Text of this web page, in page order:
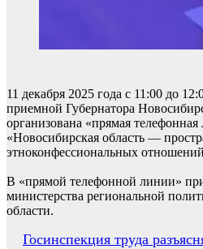
11 декабря 2025 года с 11:00 до
приемной Губернатора
организована «прямая
«Новосибирская область —
этноконфессиональных
В «прямой телефонной линии»
министерства региональной
области.
Навигация
Госинспекция труда